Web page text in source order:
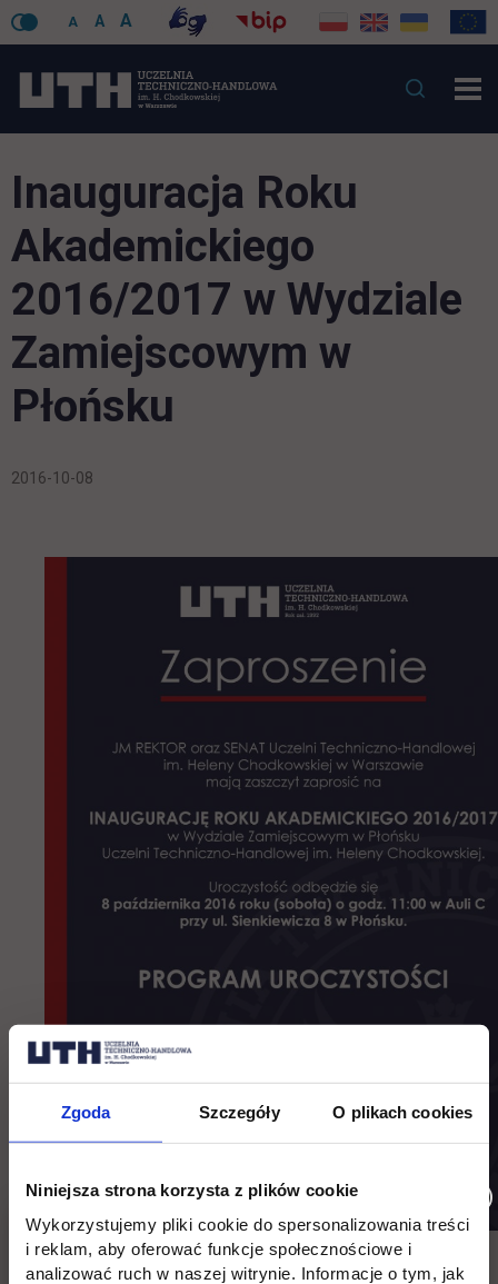
Zgoda Szczegóły O plikach cookies
Niniejsza strona korzysta z plików cookie
Wykorzystujemy pliki cookie do spersonalizowania treści
i reklam, aby oferować funkcje społecznościowe i
analizować ruch w naszej witrynie. Informacje o tym, jak
A A A
Inauguracja Roku
Akademickiego
2016/2017 w Wydziale
Zamiejscowym w
Płońsku
2016-10-08